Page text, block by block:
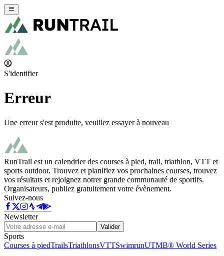
S'identifier
Erreur
Une erreur s'est produite, veuillez essayer à nouveau
RunTrail est un calendrier des courses à pied, trail, triathlon, VTT et
sports outdoor. Trouvez et planifiez vos prochaines courses, trouvez
vos résultats et rejoignez notrer grande communauté de sportifs.
Organisateurs, publiez gratuitement votre évènement.
Suivez-nous
Newsletter
Valider
Sports
Courses à piedTrailsTriathlonsVTTSwimrunUTMB® World Series